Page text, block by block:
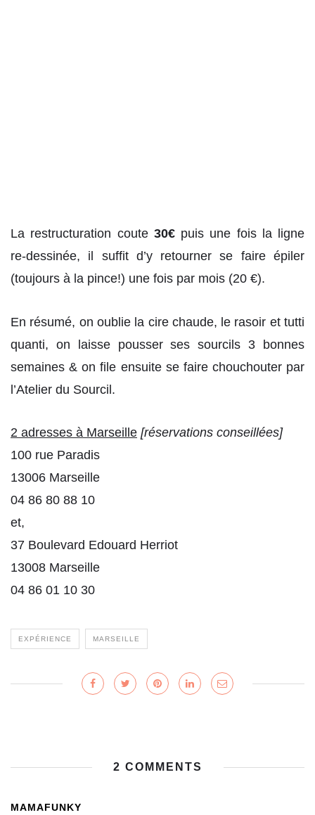
La restructuration coute 30€puis une fois la ligne
re-dessinée, il suffit d’y retourner se faire épiler
(toujours à la pince!) une fois par mois (20 €).
En résumé, on oublie la cire chaude, le rasoir et tutti
quanti, on laisse pousser ses sourcils 3 bonnes
semaines & on file ensuite se faire chouchouter par
l’Atelier du Sourcil.
2 adresses à Marseille [réservations conseillées]
100 rue Paradis
13006 Marseille
04 86 80 88 10
et,
37 Boulevard Edouard Herriot
13008 Marseille
04 86 01 10 30
EXPÉRIENCE MARSEILLE
2 COMMENTS
MAMAFUNKY